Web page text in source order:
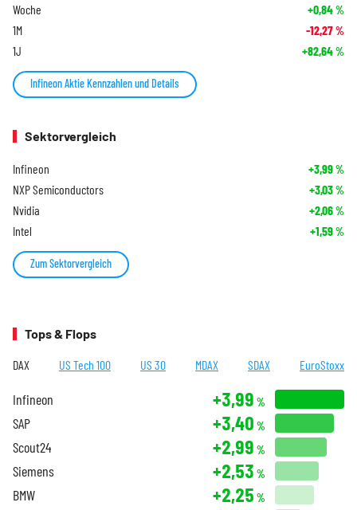
Woche +0,84%
1M -12,27%
1J +82,64%
Infineon Aktie Kennzahlen und Details
Sektorvergleich
Infineon +3,99%
NXP Semiconductors +3,03%
Nvidia +2,06%
Intel +1,59%
Zum Sektorvergleich
Tops & Flops
DAX US Tech 100 US 30 MDAX SDAX EuroStoxx
Infineon +3,99 %
SAP +3,40 %
Scout24 +2,99 %
Siemens +2,53 %
BMW +2,25 %